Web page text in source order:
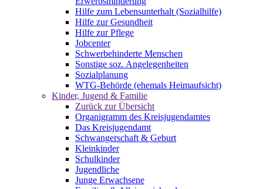
Hilfe zum Lebensunterhalt (Sozialhilfe)
Hilfe zur Gesundheit
Hilfe zur Pflege
Jobcenter
Schwerbehinderte Menschen
Sonstige soz. Angelegenheiten
Sozialplanung
WTG-Behörde (ehemals Heimaufsicht)
Kinder, Jugend & Familie
Zurück zur Übersicht
Organigramm des Kreisjugendamtes
Das Kreisjugendamt
Schwangerschaft & Geburt
Kleinkinder
Schulkinder
Jugendliche
Junge Erwachsene